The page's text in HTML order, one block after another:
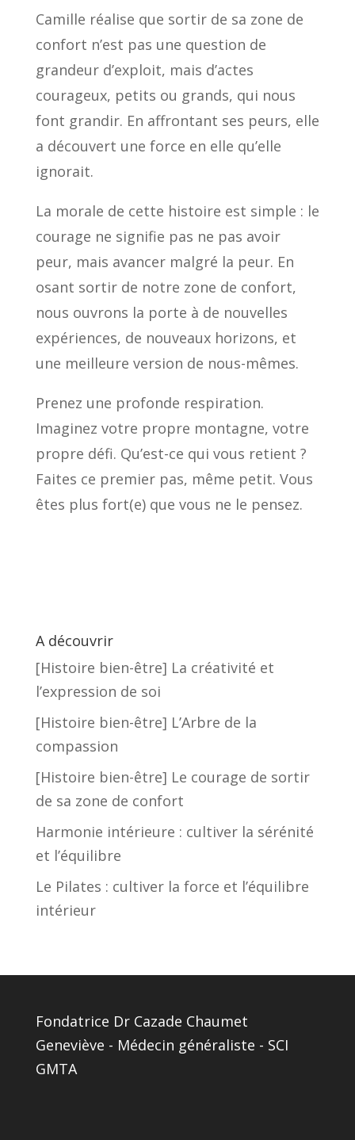
Camille réalise que sortir de sa zone de
confort n’est pas une question de
grandeur d’exploit, mais d’actes
courageux, petits ou grands, qui nous
font grandir. En affrontant ses peurs, elle
a découvert une force en elle qu’elle
ignorait.
La morale de cette histoire est simple : le
courage ne signifie pas ne pas avoir
peur, mais avancer malgré la peur. En
osant sortir de notre zone de confort,
nous ouvrons la porte à de nouvelles
expériences, de nouveaux horizons, et
une meilleure version de nous-mêmes.
Prenez une profonde respiration.
Imaginez votre propre montagne, votre
propre défi. Qu’est-ce qui vous retient ?
Faites ce premier pas, même petit. Vous
êtes plus fort(e) que vous ne le pensez.
A découvrir
[Histoire bien-être] La créativité et
l’expression de soi
[Histoire bien-être] L’Arbre de la
compassion
[Histoire bien-être] Le courage de sortir
de sa zone de confort
Harmonie intérieure : cultiver la sérénité
et l’équilibre
Le Pilates : cultiver la force et l’équilibre
intérieur
Fondatrice Dr Cazade Chaumet
Geneviève - Médecin généraliste - SCI
GMTA